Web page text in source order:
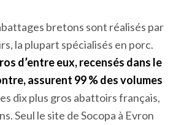
bretons sont réalisés par
la plupart spécialisés en porc.
d’entre eux, recensés dans le
assurent 99 % des volumes
dix plus gros abattoirs français,
Seul le site de Socopa à Evron